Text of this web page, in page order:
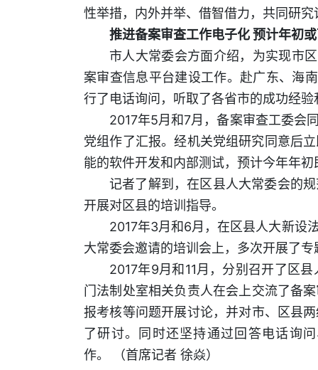
性举措，内外并举、借智借力，共同研
推进备案审查工作电子化 预计年初
市人大常委会方面介绍，为实现市
案审查信息平台建设工作。赴广东、海
行了电话询问，听取了各省市的成功经
2017年5月和7月，备案审查工委会
党组作了汇报。经机关党组研究同意后
能的软件开发和内部测试，预计今年年
记者了解到，在区县人大常委会的
开展对区县的培训指导。
2017年3月和6月，在区县人大新设
大常委会邀请的培训会上，多次开展了
2017年9月和11月，分别召开了区
门法制处室相关负责人在会上交流了备
报考核等问题开展讨论，并对市、区县
了研讨。同时还坚持通过回答电话询
作。 （首席记者 徐焱）